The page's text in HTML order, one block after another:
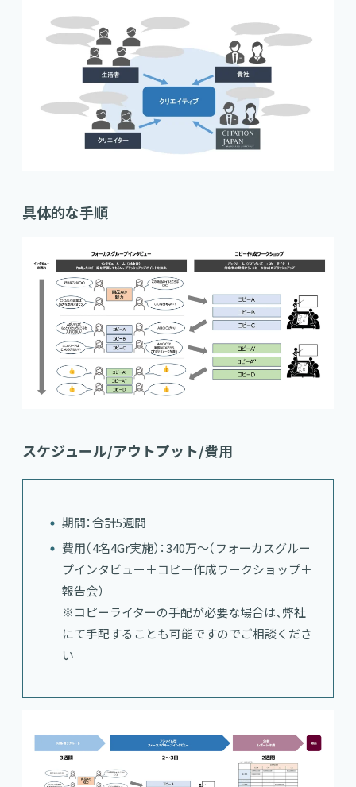
具体的な手順
スケジュール/アウトプット/費用
期間：合計5週間
費用（4名4Gr実施）：340万～（フォーカスグルー
プインタビュー＋コピー作成ワークショップ＋
報告会）
※コピーライターの手配が必要な場合は、弊社
にて手配することも可能ですのでご相談くださ
い